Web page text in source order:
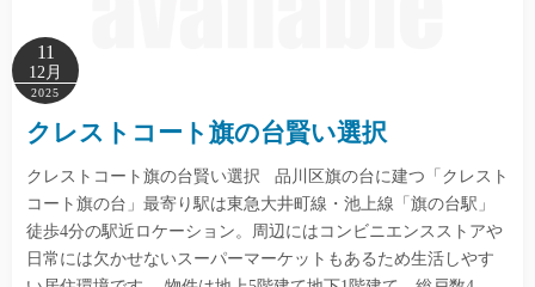
11
12月
2025
クレストコート旗の台賢い選択
クレストコート旗の台賢い選択 品川区旗の台に建つ「クレスト
コート旗の台」最寄り駅は東急大井町線・池上線「旗の台駅」
徒歩4分の駅近ロケーション。周辺にはコンビニエンスストアや
日常には欠かせないスーパーマーケットもあるため生活しやす